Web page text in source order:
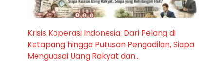
Krisis Koperasi Indonesia: Dari Pelang di
Ketapang hingga Putusan Pengadilan, Siapa
Menguasai Uang Rakyat dan…